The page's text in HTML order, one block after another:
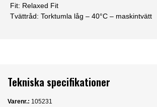
Fit: Relaxed Fit
Tvättråd: Torktumla låg – 40°C – maskintvätt
Tekniska specifikationer
Varenr.: 105231